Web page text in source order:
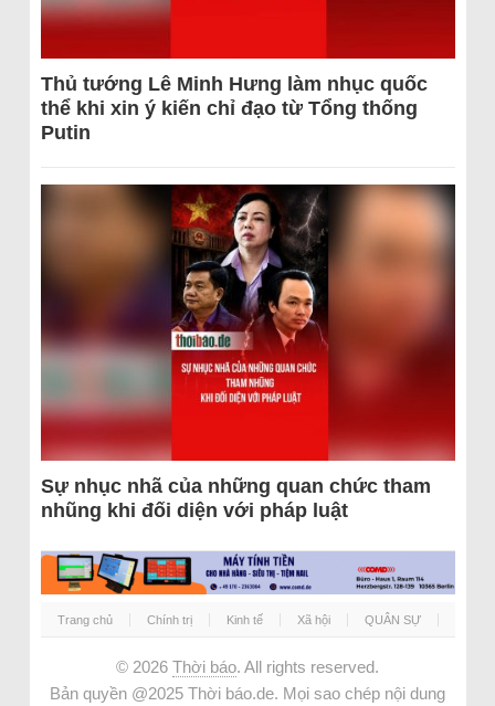
Thủ tướng Lê Minh Hưng làm nhục quốc
thể khi xin ý kiến chỉ đạo từ Tổng thống
Putin
Sự nhục nhã của những quan chức tham
nhũng khi đối diện với pháp luật
Trang chủ Chính trị Kinh tế Xã hội QUÂN SỰ
© 2026 Thời báo. All rights reserved.
Bản quyền @2025 Thời báo.de. Mọi sao chép nội dung